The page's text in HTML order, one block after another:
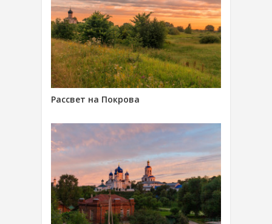
Рассвет на Покрова